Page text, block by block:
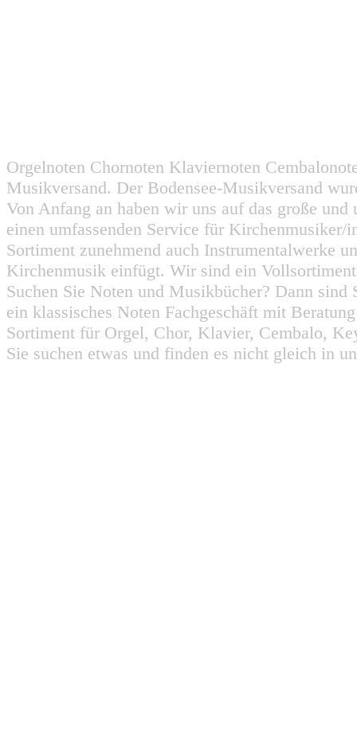
Orgelnoten Chornoten Klaviernoten
Musikversand. Der Bodensee-Musikversand
Von Anfang an haben wir uns auf das große
einen umfassenden Service für
Sortiment zunehmend auch Instrumentalwerke
Kirchenmusik einfügt. Wir sind ein
Suchen Sie Noten und Musikbücher? Dann
ein klassisches Noten Fachgeschäft mit
Sortiment für Orgel, Chor, Klavier, Cembalo,
Sie suchen etwas und finden es nicht gleich in